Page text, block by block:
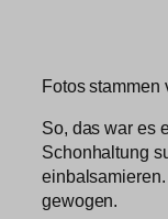
Fotos stammen
So, das war es
Schonhaltung
gewogen.